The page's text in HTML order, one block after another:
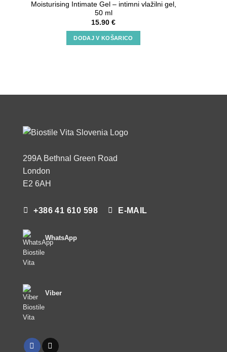
Moisturising Intimate Gel – intimni vlažilni gel,
50 ml
15.90 €
DODAJ V KOŠARICO
299A Bethnal Green Road
London
E2 6AH
+386 41 610 598 E-MAIL
WhatsApp
Viber